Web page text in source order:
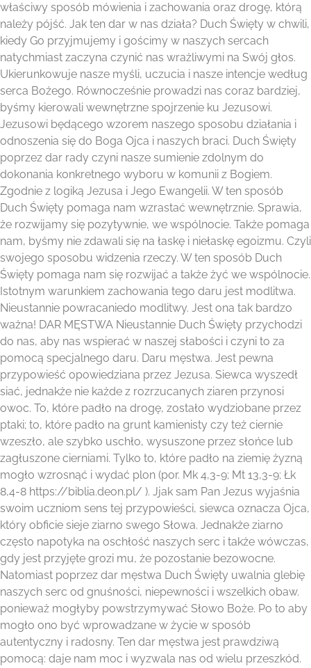
właściwy sposób mówienia i zachowania oraz drogę, którą
należy pójść. Jak ten dar w nas działa? Duch Święty w chwili,
kiedy Go przyjmujemy i gościmy w naszych sercach
natychmiast zaczyna czynić nas wrażliwymi na Swój głos.
Ukierunkowuje nasze myśli, uczucia i nasze intencje według
serca Bożego. Równocześnie prowadzi nas coraz bardziej,
byśmy kierowali wewnętrzne spojrzenie ku Jezusowi.
Jezusowi będącego wzorem naszego sposobu działania i
odnoszenia się do Boga Ojca i naszych braci. Duch Święty
poprzez dar rady czyni nasze sumienie zdolnym do
dokonania konkretnego wyboru w komunii z Bogiem.
Zgodnie z logiką Jezusa i Jego Ewangelii. W ten sposób
Duch Święty pomaga nam wzrastać wewnętrznie. Sprawia,
że rozwijamy się pozytywnie, we wspólnocie. Także pomaga
nam, byśmy nie zdawali się na łaskę i niełaskę egoizmu. Czyli
swojego sposobu widzenia rzeczy. W ten sposób Duch
Święty pomaga nam się rozwijać a także żyć we wspólnocie.
Istotnym warunkiem zachowania tego daru jest modlitwa.
Nieustannie powracaniedo modlitwy. Jest ona tak bardzo
ważna! DAR MĘSTWA Nieustannie Duch Święty przychodzi
do nas, aby nas wspierać w naszej słabości i czyni to za
pomocą specjalnego daru. Daru męstwa. Jest pewna
przypowieść opowiedziana przez Jezusa. Siewca wyszedł
siać, jednakże nie każde z rozrzucanych ziaren przynosi
owoc. To, które padło na drogę, zostało wydziobane przez
ptaki; to, które padło na grunt kamienisty czy też ciernie
wzeszło, ale szybko uschło, wysuszone przez słońce lub
zagłuszone cierniami. Tylko to, które padło na ziemię żyzną
mogło wzrosnąć i wydać plon (por. Mk 4,3-9; Mt 13,3-9; Łk
8,4-8 https://biblia.deon.pl/ ). Jjak sam Pan Jezus wyjaśnia
swoim uczniom sens tej przypowieści, siewca oznacza Ojca,
który obficie sieje ziarno swego Słowa. Jednakże ziarno
często napotyka na oschłość naszych serc i także wówczas,
gdy jest przyjęte grozi mu, że pozostanie bezowocne.
Natomiast poprzez dar męstwa Duch Święty uwalnia glebię
naszych serc od gnuśności, niepewności i wszelkich obaw.
ponieważ mogłyby powstrzymywać Słowo Boże. Po to aby
mogło ono być wprowadzane w życie w sposób
autentyczny i radosny. Ten dar męstwa jest prawdziwą
pomocą: daje nam moc i wyzwala nas od wielu przeszkód.